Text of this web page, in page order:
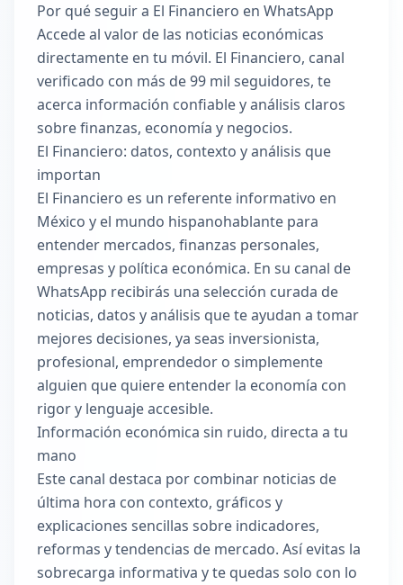
Por qué seguir a El Financiero en WhatsApp
Accede al valor de las noticias económicas
directamente en tu móvil. El Financiero, canal
verificado con más de 99 mil seguidores, te
acerca información confiable y análisis claros
sobre finanzas, economía y negocios.
El Financiero: datos, contexto y análisis que
importan
El Financiero es un referente informativo en
México y el mundo hispanohablante para
entender mercados, finanzas personales,
empresas y política económica. En su canal de
WhatsApp recibirás una selección curada de
noticias, datos y análisis que te ayudan a tomar
mejores decisiones, ya seas inversionista,
profesional, emprendedor o simplemente
alguien que quiere entender la economía con
rigor y lenguaje accesible.
Información económica sin ruido, directa a tu
mano
Este canal destaca por combinar noticias de
última hora con contexto, gráficos y
explicaciones sencillas sobre indicadores,
reformas y tendencias de mercado. Así evitas la
sobrecarga informativa y te quedas solo con lo